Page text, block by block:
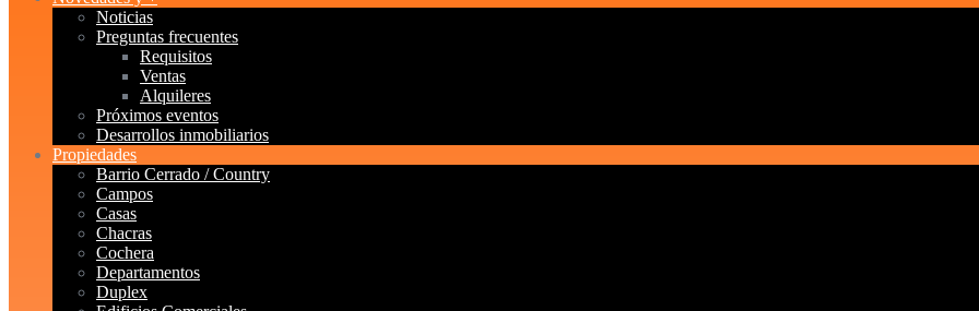
Noticias
Preguntas frecuentes
Requisitos
Ventas
Alquileres
Próximos eventos
Desarrollos inmobiliarios
Propiedades
Barrio Cerrado / Country
Campos
Casas
Chacras
Cochera
Departamentos
Duplex